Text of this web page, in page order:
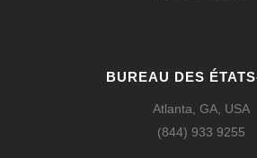
BUREAU DES
Atlanta, GA, USA
(844) 933 9255